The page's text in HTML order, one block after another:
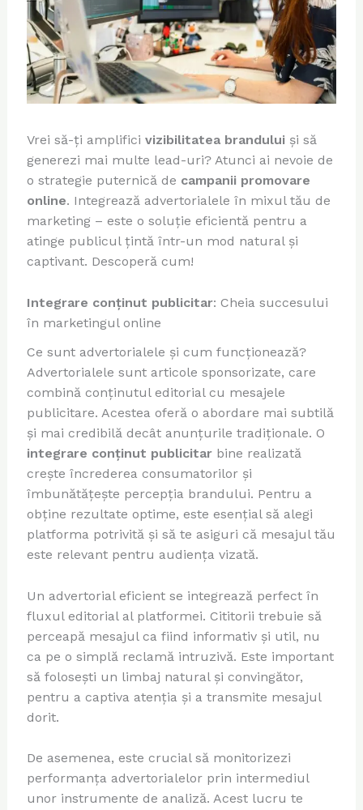
Vrei să-ți amplifici vizibilitatea branduluiși să
generezi mai multe lead-uri? Atunci ai nevoie de
o strategie puternică de campanii promovare
online. Integrează advertorialele în mixul tău de
marketing – este o soluție eficientă pentru a
atinge publicul țintă într-un mod natural și
captivant. Descoperă cum!
Integrare conținut publicitar: Cheia succesului
în marketingul online
Ce sunt advertorialele și cum funcționează?
Advertorialele sunt articole sponsorizate, care
combină conținutul editorial cu mesajele
publicitare. Acestea oferă o abordare mai subtilă
și mai credibilă decât anunțurile tradiționale. O
integrare conținut publicitarbine realizată
crește încrederea consumatorilor și
îmbunătățește percepția brandului. Pentru a
obține rezultate optime, este esențial să alegi
platforma potrivită și să te asiguri că mesajul tău
este relevant pentru audiența vizată.
Un advertorial eficient se integrează perfect în
fluxul editorial al platformei. Cititorii trebuie să
perceapă mesajul ca fiind informativ și util, nu
ca pe o simplă reclamă intruzivă. Este important
să folosești un limbaj natural și convingător,
pentru a captiva atenția și a transmite mesajul
dorit.
De asemenea, este crucial să monitorizezi
performanța advertorialelor prin intermediul
unor instrumente de analiză. Acest lucru te